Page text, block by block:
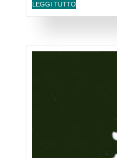
LEGGI TUTTO